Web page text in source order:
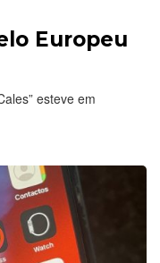
Europeu
esteve em